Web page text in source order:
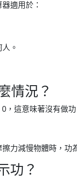
適用於：
。
情況？
，這意味著沒有做功
力減慢物體時，功
功？